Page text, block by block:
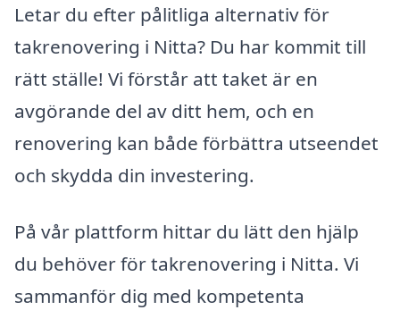
Letar du efter pålitliga alternativ för
takrenovering i Nitta? Du har kommit till
rätt ställe! Vi förstår att taket är en
avgörande del av ditt hem, och en
renovering kan både förbättra utseendet
och skydda din investering.
På vår plattform hittar du lätt den hjälp
du behöver för takrenovering i Nitta. Vi
sammanför dig med kompetenta